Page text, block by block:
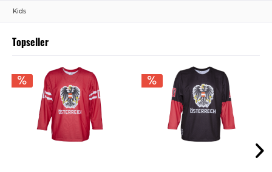
Kids
Topseller